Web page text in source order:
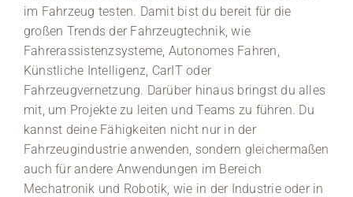
im Fahrzeug testen. Damit bist du bereit für die
großen Trends der Fahrzeugtechnik, wie
Fahrerassistenzsysteme, Autonomes Fahren,
Künstliche Intelligenz, CarIT oder
Fahrzeugvernetzung. Darüber hinaus bringst du alles
mit, um Projekte zu leiten und Teams zu führen. Du
kannst deine Fähigkeiten nicht nur in der
Fahrzeugindustrie anwenden, sondern gleichermaßen
auch für andere Anwendungen im Bereich
Mechatronik und Robotik, wie in der Industrie oder in